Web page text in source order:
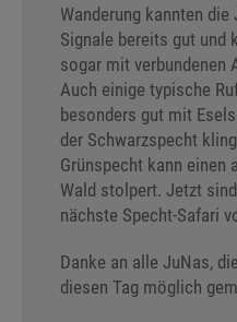
Wanderung kannten
Signale bereits gut und
sogar mit verbundenen
Auch einige typische
besonders gut mit
der Schwarzspecht
Grünspecht kann einen
Wald stolpert. Jetzt
nächste Specht-Safari
Danke an alle JuNas,
diesen Tag möglich